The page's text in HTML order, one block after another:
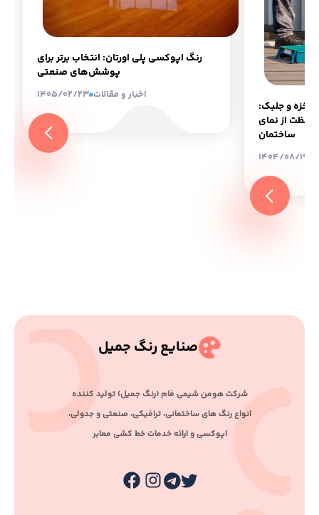
رنگ اپوکسی پلی اورتان: انتخاب برتر برای
پوشش‌های صنعتی
1405/02/23 اخبار و مقالات
خزه و جلبک:
از نمای
ساختمان
1404/08/19
صنایع رنگ جمیل
ﺷﺮﮐﺖ ﻫﻮﻣﻦ ﺷﯿﻤﯽ ﻓﺎم (رﻧﮓ ﺟﻤﯿﻞ) ﺗﻮﻟﯿﺪ ﮐﻨﻨﺪه
اﻧﻮاع رﻧﮓ ﻫﺎی ﺳﺎﺧﺘﻤﺎﻧﯽ، ﺗﺮاﻓﯿﮑﯽ، ﺻﻨﻌﺘﯽ و ﺟﺪوﻟﯽ،
اﭘﻮﮐﺴﯽ و اراﺋﻪ ﺧﺪﻣﺎت ﺧﻂ ﮐﺸﯽ ﻣﻌﺎﺑﺮ